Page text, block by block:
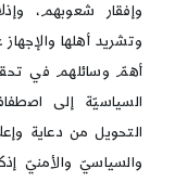
وإفقار شعوبهم،
وتشريد أهلها
أهمّ وسائلهم في
السياسيّة إلى
التحويل من دعاية
والسياسيّ والأمنيّ